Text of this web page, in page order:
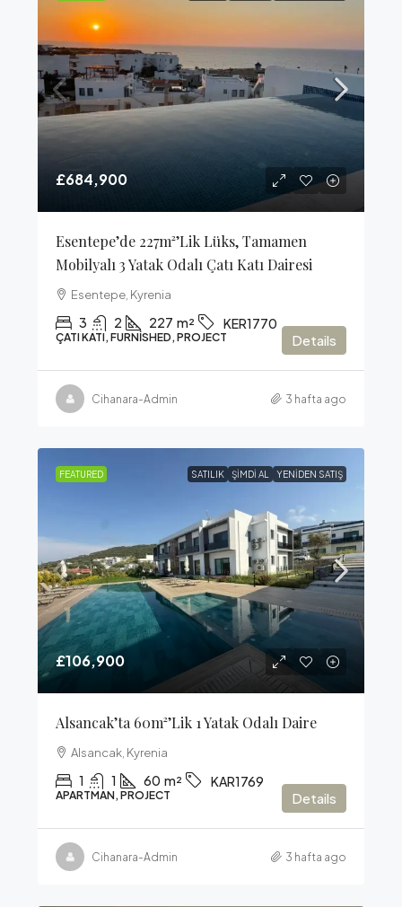
£684,900
Esentepe’de 227m²’lik Lüks, Tamamen
Mobilyalı 3 Yatak Odalı Çatı Katı Dairesi
Esentepe, Kyrenia
3 2 227 m² KER1770
ÇATI KATI, FURNISHED, PROJECT Details
Cihanara-Admin 3 hafta ago
FEATURED SATILIK ŞIMDI AL YENIDEN SATIŞ
£106,900
Alsancak’ta 60m²’lik 1 Yatak Odalı Daire
Alsancak, Kyrenia
1 1 60 m² KAR1769
APARTMAN, PROJECT Details
Cihanara-Admin 3 hafta ago